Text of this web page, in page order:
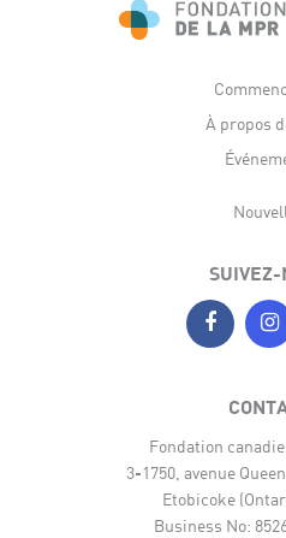
À propos
SUIVEZ-
Fondation
3-1750, avenue
Etobicoke
Business No: